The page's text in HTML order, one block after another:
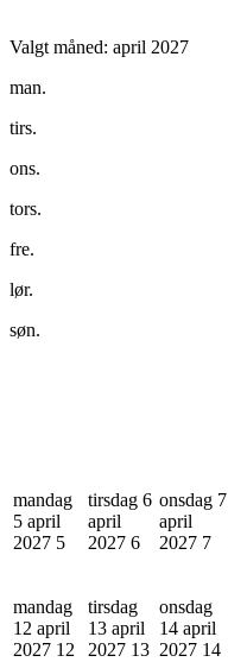
Valgt måned: april 2027
man.
tirs.
ons.
tors.
fre.
lør.
søn.
mandag
5 april
2027 5
tirsdag 6
april
2027 6
onsdag 7
april
2027 7
mandag
12 april
2027 12
tirsdag
13 april
2027 13
onsdag
14 april
2027 14